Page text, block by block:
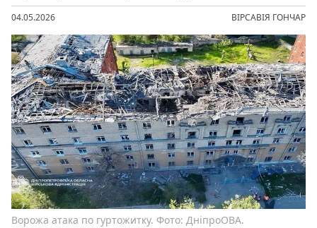
04.05.2026 ВІРСАВІЯ ГОНЧАР
Ворожа атака по гуртожитку. Фото: ДніпроОВА.